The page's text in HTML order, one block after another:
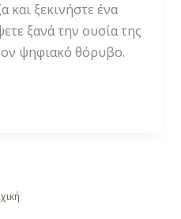
και ξεκινήστε ένα
ξανά την ουσία της
ψηφιακό θόρυβο.